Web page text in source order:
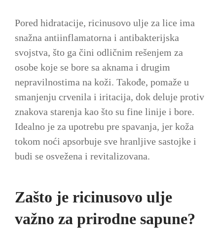
Pored hidratacije, ricinusovo ulje za lice ima
snažna antiinflamatorna i antibakterijska
svojstva, što ga čini odličnim rešenjem za
osobe koje se bore sa aknama i drugim
nepravilnostima na koži. Takođe, pomaže u
smanjenju crvenila i iritacija, dok deluje protiv
znakova starenja kao što su fine linije i bore.
Idealno je za upotrebu pre spavanja, jer koža
tokom noći apsorbuje sve hranljive sastojke i
budi se osvežena i revitalizovana.
Zašto je ricinusovo ulje
važno za prirodne sapune?